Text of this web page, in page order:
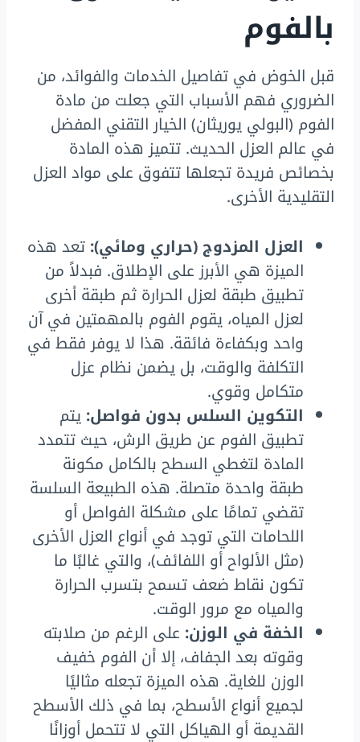
بالفوم
قبل الخوض في تفاصيل الخدمات والفوائد، من
الضروري فهم الأسباب التي جعلت من مادة
الفوم (البولي يوريثان) الخيار التقني المفضل
في عالم العزل الحديث. تتميز هذه المادة
بخصائص فريدة تجعلها تتفوق على مواد العزل
التقليدية الأخرى.
العزل المزدوج (حراري ومائي):تعد هذه
الميزة هي الأبرز على الإطلاق. فبدلاً من
تطبيق طبقة لعزل الحرارة ثم طبقة أخرى
لعزل المياه، يقوم الفوم بالمهمتين في آن
واحد وبكفاءة فائقة. هذا لا يوفر فقط في
التكلفة والوقت، بل يضمن نظام عزل
متكامل وقوي.
التكوين السلس بدون فواصل:يتم
تطبيق الفوم عن طريق الرش، حيث تتمدد
المادة لتغطي السطح بالكامل مكونة
طبقة واحدة متصلة. هذه الطبيعة السلسة
تقضي تمامًا على مشكلة الفواصل أو
اللحامات التي توجد في أنواع العزل الأخرى
(مثل الألواح أو اللفائف)، والتي غالبًا ما
تكون نقاط ضعف تسمح بتسرب الحرارة
والمياه مع مرور الوقت.
الخفة في الوزن: على الرغم من صلابته
وقوته بعد الجفاف، إلا أن الفوم خفيف
الوزن للغاية. هذه الميزة تجعله مثاليًا
لجميع أنواع الأسطح، بما في ذلك الأسطح
القديمة أو الهياكل التي لا تتحمل أوزانًا